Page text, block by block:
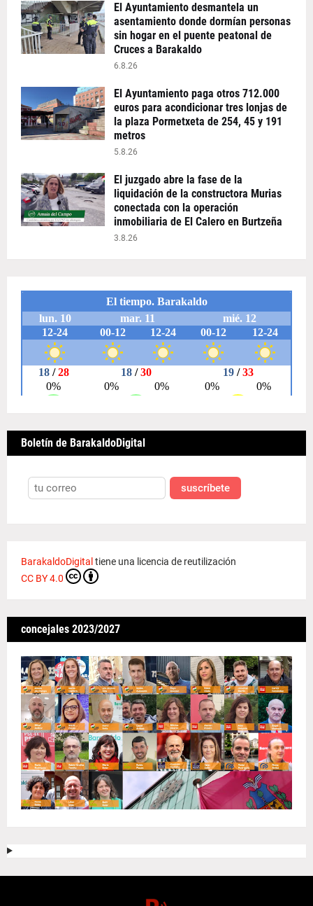
El Ayuntamiento desmantela un
asentamiento donde dormían personas
sin hogar en el puente peatonal de
Cruces a Barakaldo
6.8.26
El Ayuntamiento paga otros 712.000
euros para acondicionar tres lonjas de
la plaza Pormetxeta de 254, 45 y 191
metros
5.8.26
El juzgado abre la fase de la
liquidación de la constructora Murias
conectada con la operación
inmobiliaria de El Calero en Burtzeña
3.8.26
Boletín de BarakaldoDigital
suscríbete
BarakaldoDigital tiene una licencia de reutilización
CC BY 4.0
concejales 2023/2027